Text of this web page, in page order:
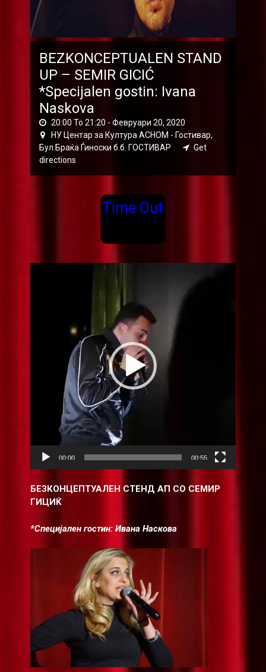
BEZKONCEPTUALEN STAND
UP – SEMIR GICIĆ
*Specijalen gostin: Ivana
Naskova
20:00 To 21:20 - Февруари 20, 2020
НУ Центар за Култура АСНОМ - Гостивар,
Бул.Браќа Ѓиноски б.б. ГОСТИВАР
Get
directions
Time Out
00:00 00:55
БЕЗКОНЦЕПТУАЛЕН СТЕНД АП СО СЕМИР
ГИЦИЌ
*Специјален гостин: Ивана Наскова